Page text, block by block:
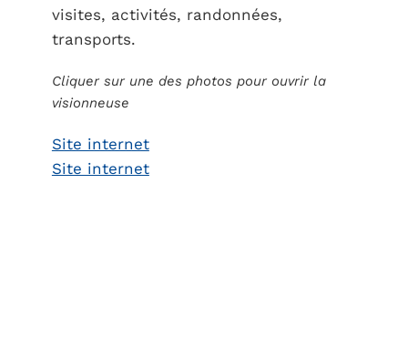
visites, activités, randonnées,
transports.
Cliquer sur une des photos pour ouvrir la
visionneuse
Site internet
Site internet